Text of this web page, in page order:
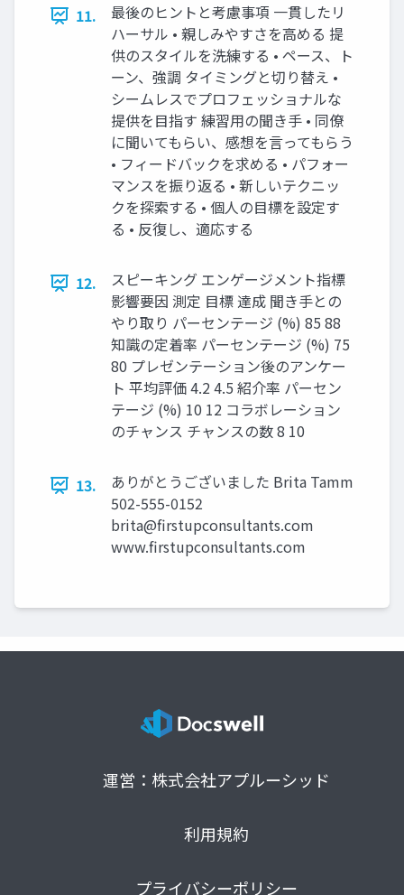
11.
最後のヒントと考慮事項 一貫したリ
ハーサル • 親しみやすさを高める 提
供のスタイルを洗練する • ペース、ト
ーン、強調 タイミングと切り替え •
シームレスでプロフェッショナルな
提供を目指す 練習用の聞き手 • 同僚
に聞いてもらい、感想を言ってもらう
• フィードバックを求める • パフォー
マンスを振り返る • 新しいテクニッ
クを探索する • 個人の目標を設定す
る • 反復し、適応する
12.
スピーキング エンゲージメント指標
影響要因 測定 目標 達成 聞き手との
やり取り パーセンテージ (%) 85 88
知識の定着率 パーセンテージ (%) 75
80 プレゼンテーション後のアンケー
ト 平均評価 4.2 4.5 紹介率 パーセン
テージ (%) 10 12 コラボレーション
のチャンス チャンスの数 8 10
13.
ありがとうございました Brita Tamm
502-555-0152
brita@firstupconsultants.com
www.firstupconsultants.com
運営：株式会社アプルーシッド
利用規約
プライバシーポリシー